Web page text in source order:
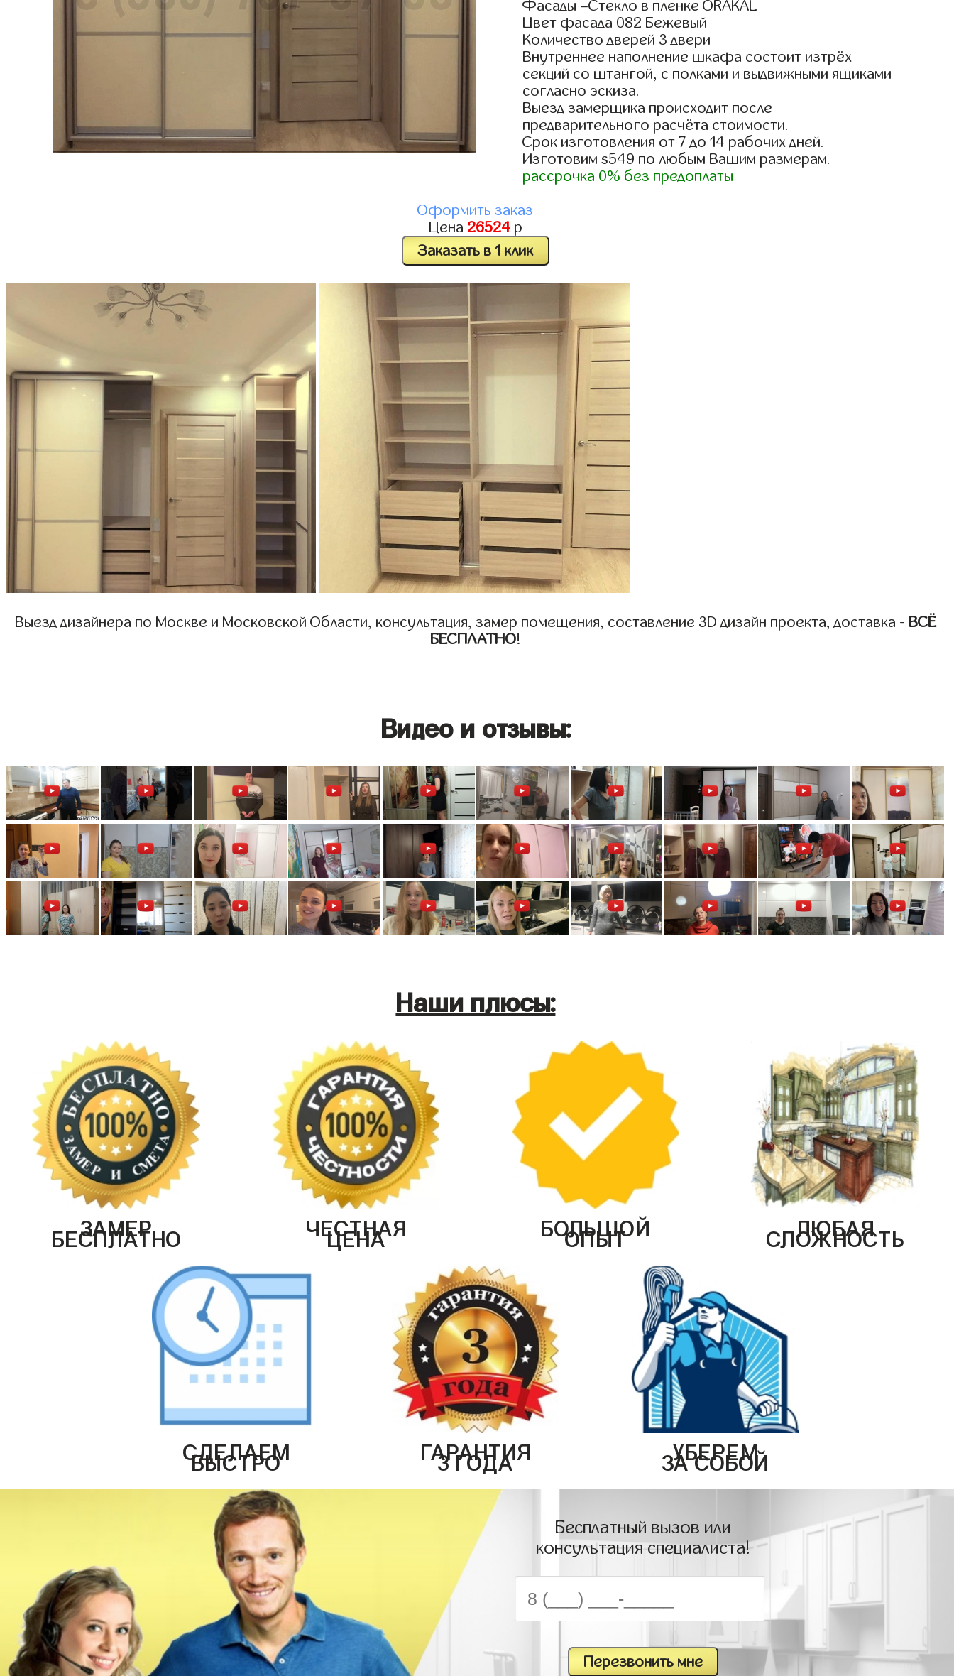
Фасады –Стекло в пленке ORAKAL
Цвет фасада 082 Бежевый
Количество дверей 3 двери
Внутреннее наполнение шкафа состоит изтрёх
секций со штангой, с полками и выдвижными ящиками
согласно эскиза.
Выезд замерщика происходит после
предварительного расчёта стоимости.
Срок изготовления от 7 до 14 рабочих дней.
Изготовим s549 по любым Вашим размерам.
рассрочка 0% без предоплаты
Оформить заказ
Цена 26524р
Заказать в 1 клик
Выезд дизайнера по Москве и Московской Области, консультация, замер помещения, составление 3D дизайн проекта, доставка - ВСЁ
БЕСПЛАТНО!
Видео и отзывы:
Наши плюсы:
ЗАМЕР
БЕСПЛАТНО ЧЕСТНАЯ
ЦЕНА БОЛЬШОЙ
ОПЫТ ЛЮБАЯ
СЛОЖНОСТЬ
СДЕЛАЕМ
БЫСТРО ГАРАНТИЯ
3 ГОДА УБЕРЕМ
ЗА СОБОЙ
Бесплатный вызов или
консультация специалиста!